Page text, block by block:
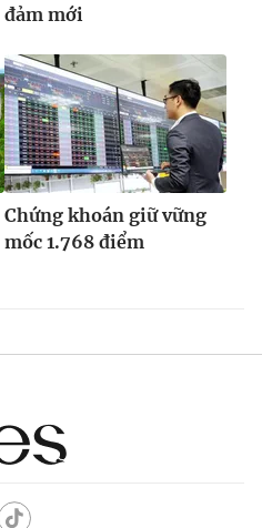
đảm mới
Chứng khoán giữ vững
mốc 1.768 điểm